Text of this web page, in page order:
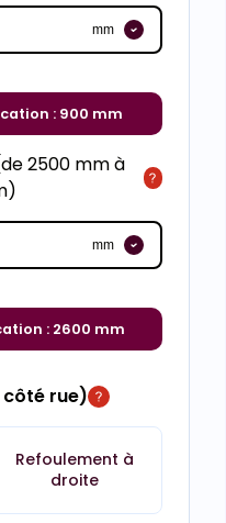
mm
: 900 mm
2500 mm à
mm
: 2600 mm
rue)
Refoulement à
droite